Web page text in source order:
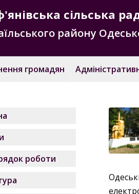
сільська
району
громадян
роботи